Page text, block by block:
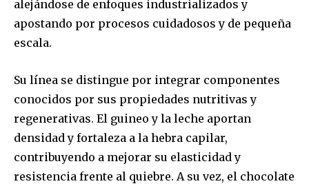
alejándose de enfoques industrializados y
apostando por procesos cuidadosos y de pequeña
escala.
Su línea se distingue por integrar componentes
conocidos por sus propiedades nutritivas y
regenerativas. El guineo y la leche aportan
densidad y fortaleza a la hebra capilar,
contribuyendo a mejorar su elasticidad y
resistencia frente al quiebre. A su vez, el chocolate